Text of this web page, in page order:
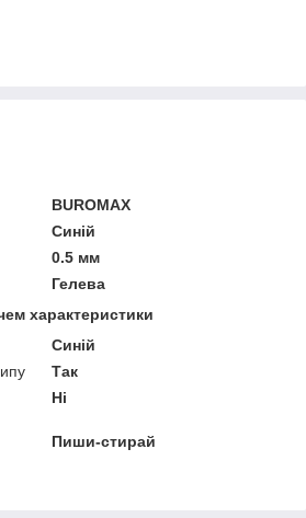
BUROMAX
Синій
0.5 мм
Гелева
характеристики
Синій
Так
Ні
Пиши-стирай